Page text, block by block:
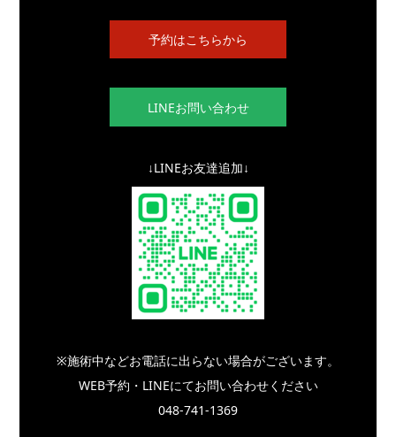
予約はこちらから
LINEお問い合わせ
↓LINEお友達追加↓
※施術中などお電話に出らない場合がございます。
WEB予約・LINEにてお問い合わせください
048-741-1369